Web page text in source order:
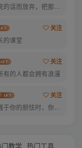
别因为别人说的话而放弃，把那些话当做加倍努力的动力
关注
的课堂
关注
有的人都会拥有浪漫
关注
当你的信念强于你的胆怯时，你就可以将梦想变为现实了
门教学 热门工具